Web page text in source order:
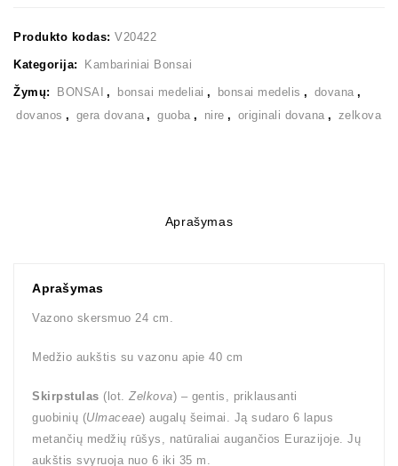
Produkto kodas: V20422
Kategorija: Kambariniai Bonsai
Žymų: BONSAI , bonsai medeliai , bonsai medelis , dovana ,
dovanos , gera dovana , guoba , nire , originali dovana , zelkova
Aprašymas
Aprašymas
Vazono skersmuo 24 cm.
Medžio aukštis su vazonu apie 40 cm
Skirpstulas (lot. Zelkova) – gentis, priklausanti
guobinių (Ulmaceae) augalų šeimai. Ją sudaro 6 lapus
metančių medžių rūšys, natūraliai augančios Eurazijoje. Jų
aukštis svyruoja nuo 6 iki 35 m.